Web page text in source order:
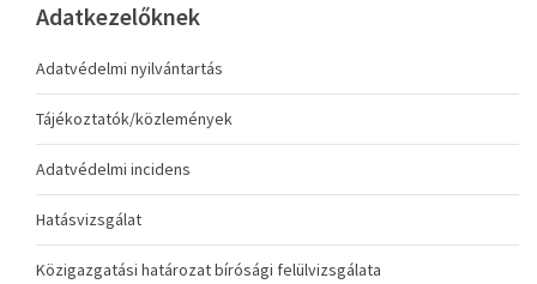
Adatkezelőknek
Adatvédelmi nyilvántartás
Tájékoztatók/közlemények
Adatvédelmi incidens
Hatásvizsgálat
Közigazgatási határozat bírósági felülvizsgálata